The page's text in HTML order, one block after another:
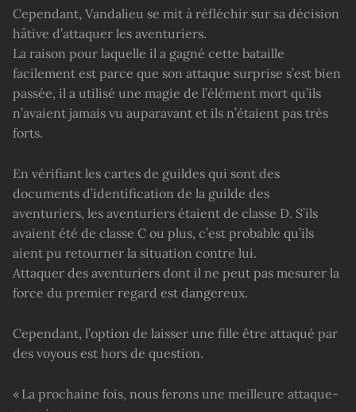
Cependant, Vandalieu se mit à réfléchir sur sa décision
hâtive d’attaquer les aventuriers.
La raison pour laquelle il a gagné cette bataille
facilement est parce que son attaque surprise s’est bien
passée, il a utilisé une magie de l’élément mort qu’ils
n’avaient jamais vu auparavant et ils n’étaient pas très
forts.
En vérifiant les cartes de guildes qui sont des
documents d’identification de la guilde des
aventuriers, les aventuriers étaient de classe D. S’ils
avaient été de classe C ou plus, c’est probable qu’ils
aient pu retourner la situation contre lui.
Attaquer des aventuriers dont il ne peut pas mesurer la
force du premier regard est dangereux.
Cependant, l’option de laisser une fille être attaqué par
des voyous est hors de question.
« La prochaine fois, nous ferons une meilleure attaque-